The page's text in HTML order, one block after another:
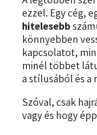
ezzel. Egy cég,
hitelesebb
könnyebben
kapcsolatot,
minél többet
a stílusából és a
Szóval, csak
vagy és hogy